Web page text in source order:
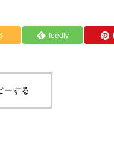
feedly
ーする